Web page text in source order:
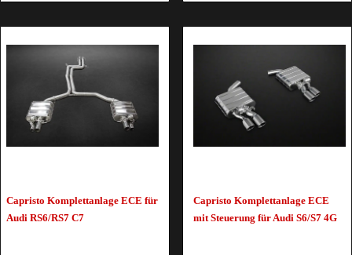
Capristo Komplettanlage ECE für
Audi RS6/RS7 C7
Capristo Komplettanlage ECE
mit Steuerung für Audi S6/S7 4G